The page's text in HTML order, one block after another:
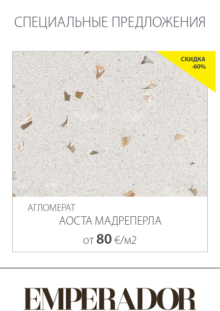
СПЕЦИАЛЬНЫЕ ПРЕДЛОЖЕНИЯ
СКИДКА
-60%
АГЛОМЕРАТ
АОСТА МАДРЕПЕРЛА
от 80 €/м2